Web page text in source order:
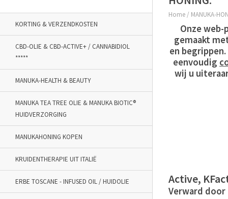
KORTING & VERZENDKOSTEN
CBD-OLIE & CBD-ACTIVE+ / CANNABIDIOL
*****
MANUKA-HEALTH & BEAUTY
MANUKA TEA TREE OLIE & MANUKA BIOTIC®
HUIDVERZORGING
MANUKAHONING KOPEN
KRUIDENTHERAPIE UIT ITALIË
ERBE TOSCANE - INFUSED OIL / HUIDOLIE
Home / MANUKA-
Onze
gemaakt
en
eenvoudig
wij u
Active,
Verward